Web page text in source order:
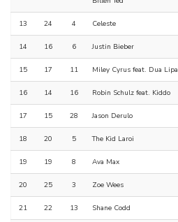
13 24 4 Celeste
14 16 6 Justin Bieber
15 17 11 Miley Cyrus feat. Dua Lipa
16 14 16 Robin Schulz feat. Kiddo
17 15 28 Jason Derulo
18 20 5 The Kid Laroi
19 19 8 Ava Max
20 25 3 Zoe Wees
21 22 13 Shane Codd